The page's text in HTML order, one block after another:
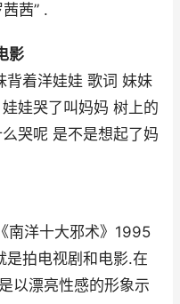
茜” .
影
背着洋娃娃 歌词 妹妹
娃哭了叫妈妈 树上的
哭呢 是不是想起了妈
南洋十大邪术》1995
是拍电视剧和电影.在
以漂亮性感的形象示